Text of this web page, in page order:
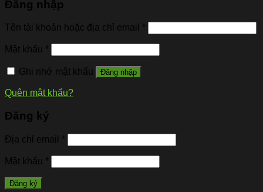
Đăng nhập
Tên tài khoản hoặc địa chỉ email *
Mật khẩu *
Ghi nhớ mật khẩu Đăng nhập
Quên mật khẩu?
Đăng ký
Địa chỉ email *
Mật khẩu *
Đăng ký